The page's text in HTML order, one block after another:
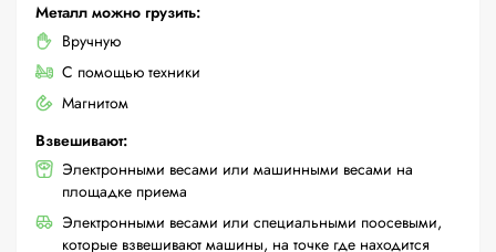
Металл можно грузить:
Вручную
С помощью техники
Магнитом
Взвешивают:
Электронными весами или машинными весами на
площадке приема
Электронными весами или специальными поосевыми,
которые взвешивают машины, на точке где находится